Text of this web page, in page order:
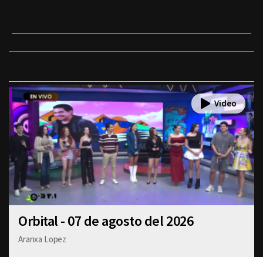
Orbital - 07 de agosto del 2026
Aranxa Lopez